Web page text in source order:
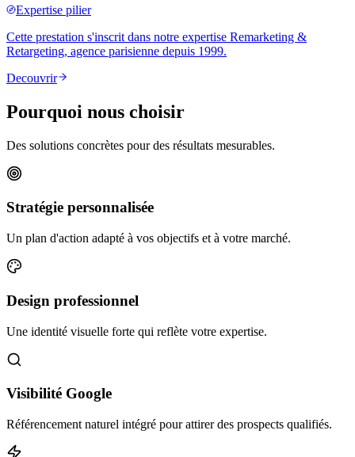
Expertise pilier
Cette prestation s'inscrit dans notre expertise Remarketing &
Retargeting, agence parisienne depuis 1999.
Decouvrir
Pourquoi nous choisir
Des solutions concrètes pour des résultats mesurables.
Stratégie personnalisée
Un plan d'action adapté à vos objectifs et à votre marché.
Design professionnel
Une identité visuelle forte qui reflète votre expertise.
Visibilité Google
Référencement naturel intégré pour attirer des prospects qualifiés.